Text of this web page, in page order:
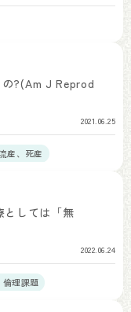
?(Am J Reprod
2021.06.25
産、死産
としては「無
2022.06.24
倫理課題